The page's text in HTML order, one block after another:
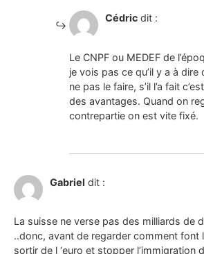
Cédric dit :
Le CNPF ou MEDEF de
je vois pas ce qu’il y a à
ne pas le faire, s’il l’a fait
des avantages. Quand on
contrepartie on est vite fixé.
Gabriel dit :
La suisse ne verse pas des milliards de
..donc, avant de regarder comment font
sortir de l ‘euro et stopper l’immigration